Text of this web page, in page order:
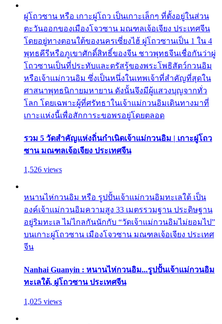
ผู่โถวซาน หรือ เกาะผู่โถว เป็นเกาะเล็กๆ ที่ตั้งอยู่ในส่วน
ตะวันออกของเมืองโจวซาน มณฑลเจ้อเจียง ประเทศจีน
โดยอยู่ทางตอนใต้ของนครเซี่ยงไฮ้ ผู่โถวซานเป็น 1 ใน 4
พุทธคีรีหรือภูเขาศักดิ์สิทธิ์ของจีน ชาวพุทธจีนเชื่อกันว่าผู่
โถวซานเป็นที่ประทับและตรัสรู้ของพระโพธิสัตว์กวนอิม
หรือเจ้าแม่กวนอิม ซึ่งเป็นหนึ่งในเทพเจ้าที่สำคัญที่สุดใน
ศาสนาพุทธนิกายมหายาน ดังนั้นจึงมีผู้แสวงบุญจากทั่ว
โลก โดยเฉพาะผู้ที่ศรัทธาในเจ้าแม่กวนอิมเดินทางมาที่
เกาะแห่งนี้เพื่อสักการะขอพรอยู่โดยตลอด
รวม 5 วัดสำคัญแห่งถิ่นกำเนิดเจ้าแม่กวนอิม | เกาะผู่โถว
ซาน มณฑลเจ้อเจียง ประเทศจีน
1,526 views
หนานไห่กวนอิม หรือ รูปปั้นเจ้าแม่กวนอิมทะเลใต้ เป็น
องค์เจ้าแม่กวนอิมความสูง 33 เมตรรวมฐาน ประดิษฐาน
อยู่ริมทะเล ไม่ไกลกันนักกับ “วัดเจ้าแม่กวนอิมไม่ยอมไป”
บนเกาะผู่โถวซาน เมืองโจวซาน มณฑลเจ้อเจียง ประเทศ
จีน
Nanhai Guanyin : หนานไห่กวนอิม...รูปปั้นเจ้าแม่กวนอิม
ทะเลใต้, ผู่โถวซาน ประเทศจีน
1,025 views